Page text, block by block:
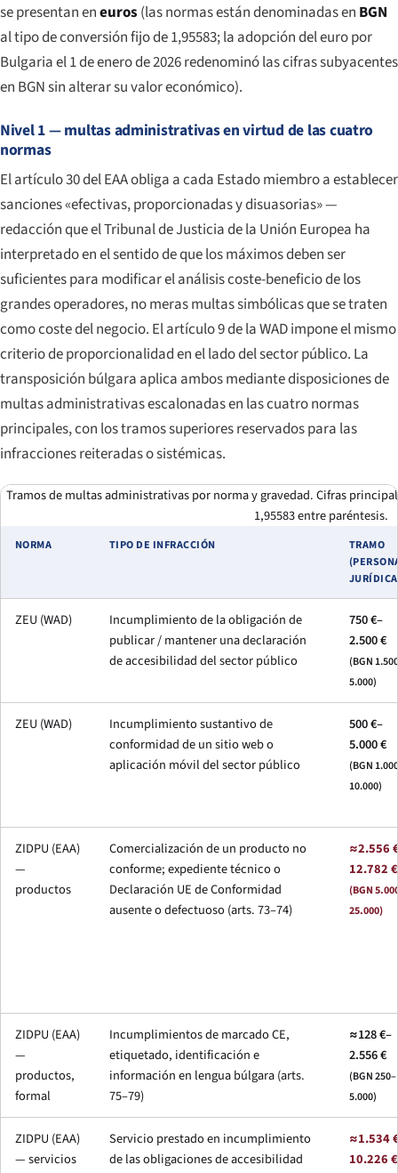
se presentan eneuros (las normas están denominadas en BGN
al tipo de conversión fijo de 1,95583; la adopción del euro por
Bulgaria el 1 de enero de 2026 redenominó las cifras subyacentes
en BGN sin alterar su valor económico).
Nivel 1 — multas administrativas en virtud de las cuatro
normas
El artículo 30 del EAA obliga a cada Estado miembro a establecer
sanciones «efectivas, proporcionadas y disuasorias» —
redacción que el Tribunal de Justicia de la Unión Europea ha
interpretado en el sentido de que los máximos deben ser
suficientes para modificar el análisis coste-beneficio de los
grandes operadores, no meras multas simbólicas que se traten
como coste del negocio. El artículo 9 de la WAD impone el mismo
criterio de proporcionalidad en el lado del sector público. La
transposición búlgara aplica ambos mediante disposiciones de
multas administrativas escalonadas en las cuatro normas
principales, con los tramos superiores reservados para las
infracciones reiteradas o sistémicas.
Tramos de multas administrativas por norma y gravedad. Cifras
1,95583 entre paréntesis.
NORMA TIPO DE INFRACCIÓN
TRAMO
ZEU (WAD)
Incumplimiento de la obligación de
publicar / mantener una declaración
de accesibilidad del sector público
750 €–
2.500 €
(BGN
5.000)
ZEU (WAD)
Incumplimiento sustantivo de
conformidad de un sitio web o
aplicación móvil del sector público
500 €–
5.000 €
(BGN
10.000)
ZIDPU (EAA)
—
productos
Comercialización de un producto no
conforme; expediente técnico o
Declaración UE de Conformidad
ausente o defectuoso (arts. 73–74)
≈2.556
12.782 €
(BGN
25.000)
ZIDPU (EAA)
—
productos,
formal
Incumplimientos de marcado CE,
etiquetado, identificación e
información en lengua búlgara (arts.
75–79)
≈128 €–
2.556 €
(BGN 250–
5.000)
ZIDPU (EAA)
— servicios
Servicio prestado en incumplimiento
de las obligaciones de accesibilidad
≈1.534
10.226 €